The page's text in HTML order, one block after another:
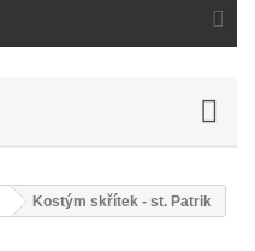
Kostým skřítek - st. Patrik